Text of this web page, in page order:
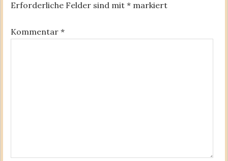
Erforderliche Felder sind mit * markiert
Kommentar *